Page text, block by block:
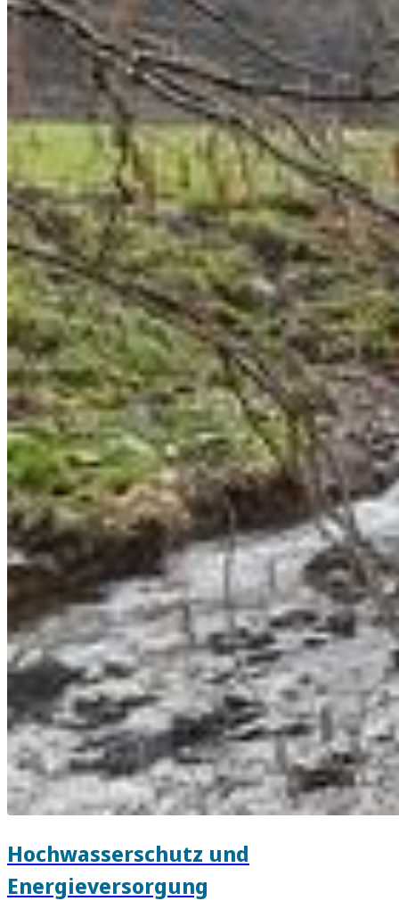
Hochwasserschutz und
Energieversorgung